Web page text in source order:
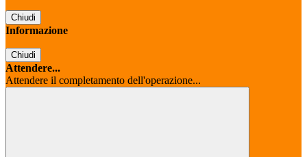
Chiudi
Informazione
Chiudi
Attendere...
Attendere il completamento dell'operazione...